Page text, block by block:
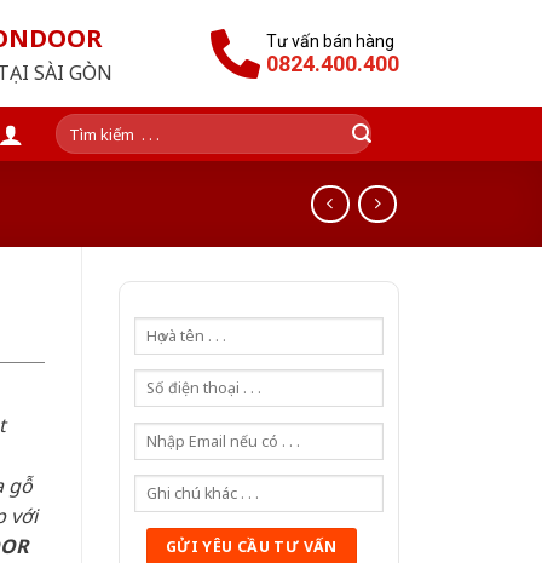
SÀI GÒN
Tư vấn bán hàng
0824.400.400
Tìm
kiếm:
gỗ
với